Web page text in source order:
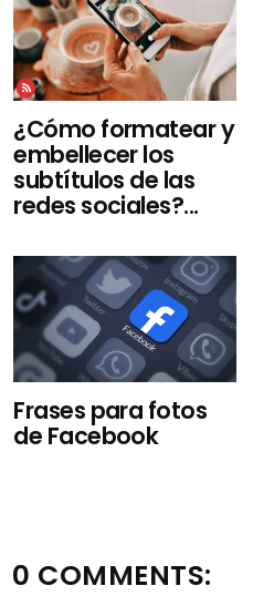
¿Cómo formatear y
embellecer los
subtítulos de las
redes sociales?...
Frases para fotos
de Facebook
0 COMMENTS: